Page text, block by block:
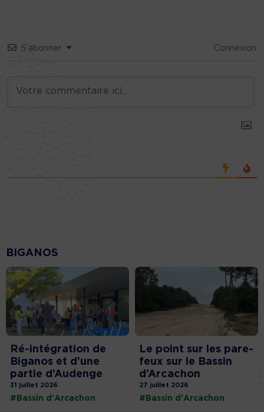
S’abonner Connexion
BIGANOS
Ré-intégration de
Biganos et d’une
partie d’Audenge
31 juillet 2026
#Bassin d'Arcachon
Le point sur les pare-
feux sur le Bassin
d’Arcachon
27 juillet 2026
#Bassin d'Arcachon